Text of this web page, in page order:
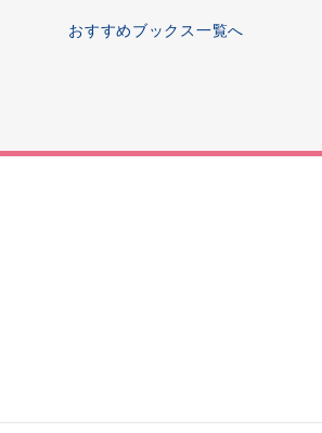
おすすめブックス一覧へ